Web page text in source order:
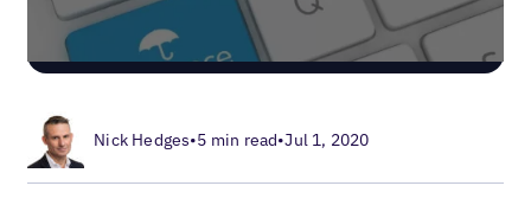
Nick Hedges•5 min read•Jul 1, 2020